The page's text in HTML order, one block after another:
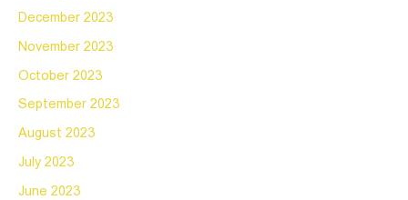
December 2023
November 2023
October 2023
September 2023
August 2023
July 2023
June 2023